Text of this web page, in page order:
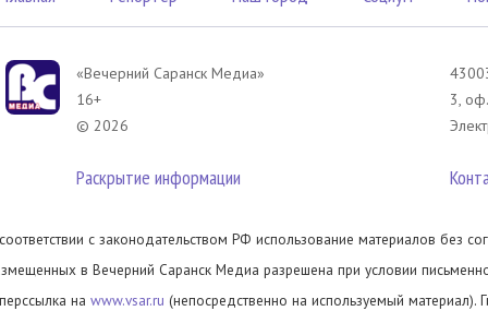
«Вечерний Саранск Mедиа»
16+
© 2026
Раскрытие информации
3,
с законодательством РФ использование материалов без
в Вечерний Саранск Медиа разрешена при условии
на www.vsar.ru (непосредственно на используемый материал).